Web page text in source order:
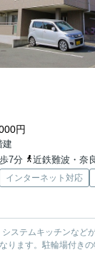
円
建
7分
近鉄難波・奈良線
インターネット対応
ステムキッチンなど
ります。駐輪場付き